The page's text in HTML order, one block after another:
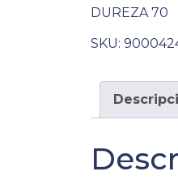
DUREZA 70
SKU: